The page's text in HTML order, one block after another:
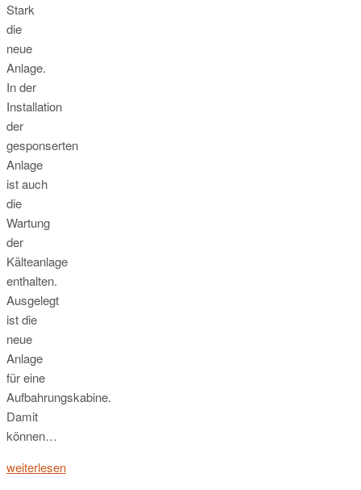
Stark
die
neue
Anlage.
In der
Installation
der
gesponserten
Anlage
ist auch
die
Wartung
der
Kälteanlage
enthalten.
Ausgelegt
ist die
neue
Anlage
für eine
Aufbahrungskabine.
Damit
können…
weiterlesen